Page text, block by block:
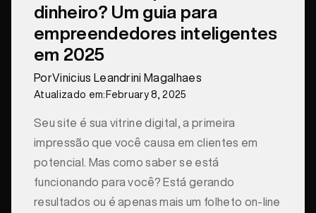
dinheiro? Um guia para
empreendedores inteligentes
em 2025
PorVinicius Leandrini Magalhaes
Atualizado em: February 8, 2025
Seu site é sua vitrine digital, a primeira
impressão que você causa em clientes em
potencial. Mas como saber se está
funcionando para você? Está gerando
resultados ou é apenas mais um folheto on-line